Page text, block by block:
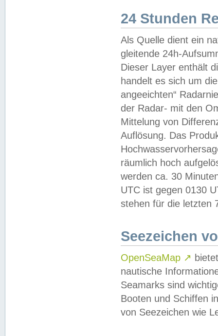
24 Stunden
Als Quelle dient ein
gleitende 24h-
Dieser Layer enthält
handelt es sich um
angeeichten“
der Radar- mit den
Mittelung von
Auflösung. Das
räumlich hoch
werden ca. 30
UTC ist gegen 0130
stehen für die letzten
Seezeichen
OpenSeaMap ↗
nautische
Seamarks sind
Booten und Schiffen
von Seezeichen wie